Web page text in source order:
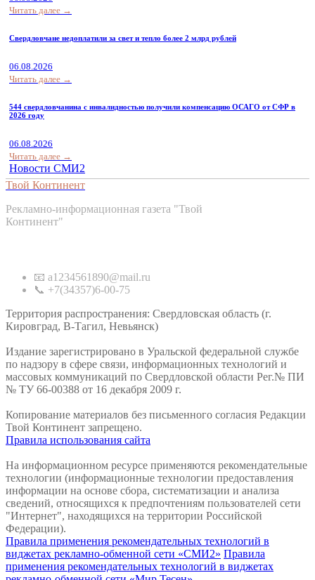
Читать далее →
Свердловчане недоплатили за свет и тепло более 2 млрд рублей
06.08.2026
Читать далее →
544 свердловчанина с инвалидностью получили компенсацию ОСАГО от СФР в
2026 году
06.08.2026
Читать далее →
Новости СМИ2
Твой Континент
Рекламно-информационная газета "Твой
Континент"
📧 a1234561890@mail.ru
📞 +7(34357)6-00-75
Территория распространения: Свердловская область (г.
Кировград, В-Тагил, Невьянск)
Издание зарегистрировано в Уральской федеральной службе
по надзору в сфере связи, информационных технологий и
массовых коммуникаций по Свердловской области Рег.№ ПИ
№ ТУ 66-00388 от 16 декабря 2009 г.
Копирование материалов без письменного согласия Редакции
Твой Континент запрещено.
Правила использования сайта
На информационном ресурсе применяются рекомендательные
технологии (информационные технологии предоставления
информации на основе сбора, систематизации и анализа
сведений, относящихся к предпочтениям пользователей сети
"Интернет", находящихся на территории Российской
Федерации).
Правила применения рекомендательных технологий в
виджетах рекламно-обменной сети «СМИ2» Правила
применения рекомендательных технологий в виджетах